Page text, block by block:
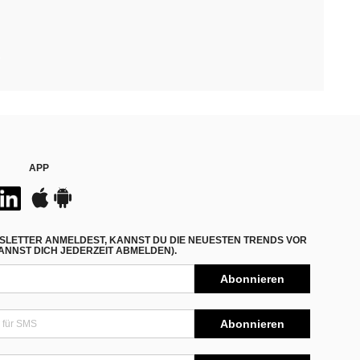
APP
ANMELDEST, KANNST DU DIE NEUESTEN TRENDS VOR
DICH JEDERZEIT ABMELDEN).
Abonnieren
Abonnieren